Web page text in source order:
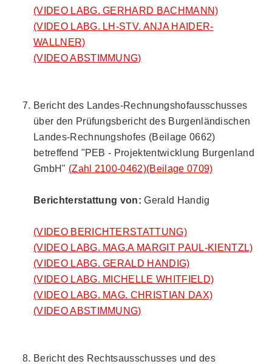
(VIDEO LABG. GERHARD BACHMANN)
(VIDEO LABG. LH-STV. ANJA HAIDER-
WALLNER)
(VIDEO ABSTIMMUNG)
Bericht des Landes-Rechnungshofausschusses
über den Prüfungsbericht des Burgenländischen
Landes-Rechnungshofes (Beilage 0662)
betreffend "PEB - Projektentwicklung Burgenland
GmbH" (Zahl 2100-0462)(Beilage 0709)
Berichterstattung von: Gerald Handig
(VIDEO BERICHTERSTATTUNG)
(VIDEO LABG. MAG.A MARGIT PAUL-KIENTZL)
(VIDEO LABG. GERALD HANDIG)
(VIDEO LABG. MICHELLE WHITFIELD)
(VIDEO LABG. MAG. CHRISTIAN DAX)
(VIDEO ABSTIMMUNG)
Bericht des Rechtsausschusses und des